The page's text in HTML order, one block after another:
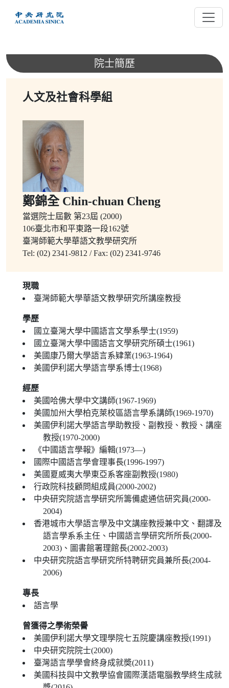
內
院士簡歷
人文及社會科學組
鄭錦全 Chin-chuan Cheng
當選院士屆數 第23屆 (2000)
106臺北市和平東路一段162號
臺灣師範大學華語文教學研究所
Tel: (02) 2341-9812 / Fax: (02) 2341-9746
現職
臺灣師範大學華語文教學研究所講座教授
學歷
國立臺灣大學中國語言文學系學士(1959)
國立臺灣大學中國語言文學研究所碩士(1961)
美國康乃爾大學語言系肄業(1963-1964)
美國伊利諾大學語言學系博士(1968)
經歷
美國哈佛大學中文講師(1967-1969)
美國加州大學柏克萊校區語言學系講師(1969-1970)
美國伊利諾大學語言學助教授、副教授、教授、講座
教授(1970-2000)
《中國語言學報》編輯(1973—)
國際中國語言學會理事長(1996-1997)
美國夏威夷大學東亞系客座副教授(1980)
行政院科技顧問組成員(2000-2002)
中央研究院語言學研究所籌備處通信研究員(2000-
2004)
香港城市大學語言學及中文講座教授兼中文、翻譯及
語言學系系主任、中國語言學研究所所長(2000-
2003)、圖書館署理館長(2002-2003)
中央研究院語言學研究所特聘研究員兼所長(2004-
2006)
專長
語言學
曾獲得之學術榮譽
美國伊利諾大學文理學院七五院慶講座教授(1991)
中央研究院院士(2000)
臺灣語言學學會終身成就奬(2011)
美國科技與中文教學協會國際漢語電腦教學終生成就